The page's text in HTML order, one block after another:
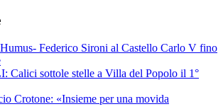
Federico Sironi al Castello Carlo V fino
Calici sottole stelle a Villa del Popolo il 1°
Crotone: «Insieme per una movida